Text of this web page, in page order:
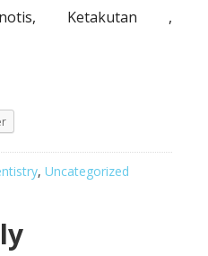
Ketakutan ,
, Uncategorized